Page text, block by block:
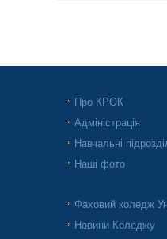
Про КРОК
Адміністрація
Навчальні
Наші фото
Фаховий коледж
Новини Коледжу